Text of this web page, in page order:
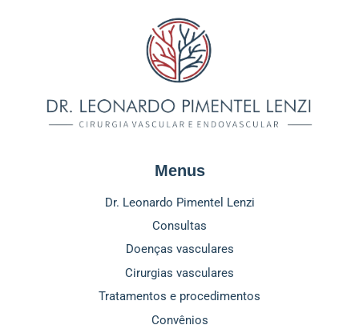
Menus
Dr. Leonardo Pimentel Lenzi
Consultas
Doenças vasculares
Cirurgias vasculares
Tratamentos e procedimentos
Convênios